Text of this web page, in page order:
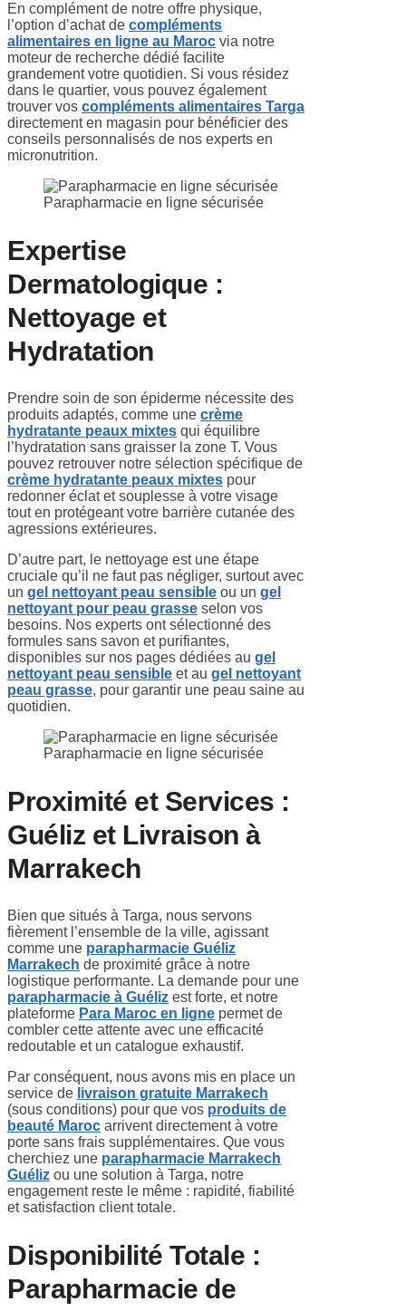
En complément de notre offre physique,
l’option d’achat de compléments
alimentaires en ligne au Maroc via notre
moteur de recherche dédié facilite
grandement votre quotidien. Si vous résidez
dans le quartier, vous pouvez également
trouver vos compléments alimentaires Targa
directement en magasin pour bénéficier des
conseils personnalisés de nos experts en
micronutrition.
Parapharmacie en ligne sécurisée
Expertise
Dermatologique :
Nettoyage et
Hydratation
Prendre soin de son épiderme nécessite des
produits adaptés, comme une crème
hydratante peaux mixtes qui équilibre
l’hydratation sans graisser la zone T. Vous
pouvez retrouver notre sélection spécifique de
crème hydratante peaux mixtes pour
redonner éclat et souplesse à votre visage
tout en protégeant votre barrière cutanée des
agressions extérieures.
D’autre part, le nettoyage est une étape
cruciale qu’il ne faut pas négliger, surtout avec
un gel nettoyant peau sensible ou un gel
nettoyant pour peau grasse selon vos
besoins. Nos experts ont sélectionné des
formules sans savon et purifiantes,
disponibles sur nos pages dédiées au gel
nettoyant peau sensible et au gel nettoyant
peau grasse, pour garantir une peau saine au
quotidien.
Parapharmacie en ligne sécurisée
Proximité et Services :
Guéliz et Livraison à
Marrakech
Bien que situés à Targa, nous servons
fièrement l’ensemble de la ville, agissant
comme une parapharmacie Guéliz
Marrakech de proximité grâce à notre
logistique performante. La demande pour une
parapharmacie à Guéliz est forte, et notre
plateforme Para Maroc en ligne permet de
combler cette attente avec une efficacité
redoutable et un catalogue exhaustif.
Par conséquent, nous avons mis en place un
service de livraison gratuite Marrakech
(sous conditions) pour que vos produits de
beauté Maroc arrivent directement à votre
porte sans frais supplémentaires. Que vous
cherchiez une parapharmacie Marrakech
Guéliz ou une solution à Targa, notre
engagement reste le même : rapidité, fiabilité
et satisfaction client totale.
Disponibilité Totale :
Parapharmacie de